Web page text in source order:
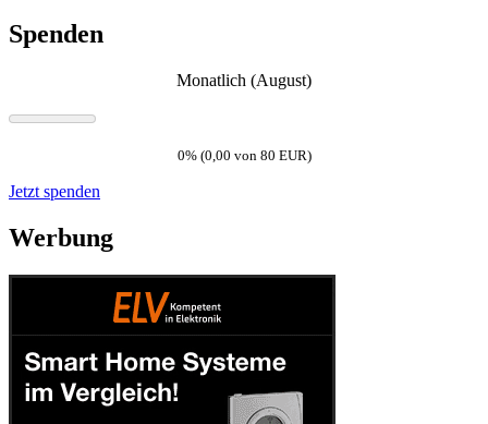
Spenden
Monatlich (August)
0% (0,00 von 80 EUR)
Jetzt spenden
Werbung